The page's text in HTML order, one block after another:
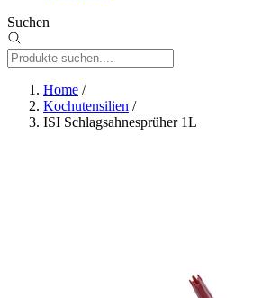
Suchen
Home /
Kochutensilien /
ISI Schlagsahnesprüher 1L